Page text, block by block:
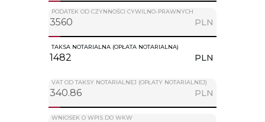
PODATEK OD CZYNNOŚCI CYWILNO-PRAWNYCH
PLN
TAKSA NOTARIALNA (OPŁATA NOTARIALNA)
PLN
VAT OD TAKSY NOTARIALNEJ (OPŁATY NOTARIALNEJ)
PLN
WNIOSEK O WPIS DO WKW